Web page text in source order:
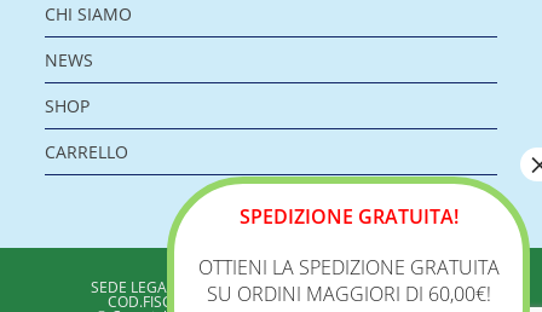
CHI SIAMO
NEWS
SHOP
CARRELLO
BIOLOGICA S.R.L.
SEDE LEGALE: VIA DELLA ZECCA 1 – 40100 BOLOGNA
COD.FISC./P.IVA: 04198960371 - REA: BO 353313
SPEDIZIONE GRATUITA!
OTTIENI LA SPEDIZIONE GRATUITA
SU ORDINI MAGGIORI DI 60,00€!